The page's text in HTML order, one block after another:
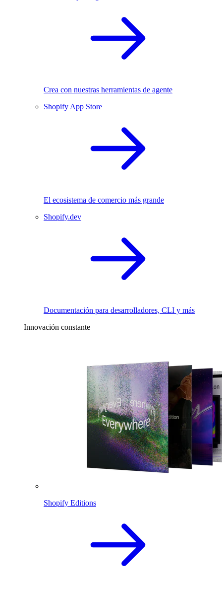
Crea con nuestras herramientas de agente
Shopify App Store
El ecosistema de comercio más grande
Shopify.dev
Documentación para desarrolladores, CLI y más
Innovación constante
Shopify Editions